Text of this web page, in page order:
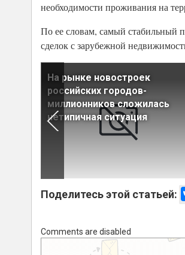
необходимости проживания на
По ее словам, самый стабильный
сделок с зарубежной
На рынке новостроек
российских городов-
миллионников сложилась
нетипичная ситуация
Поделитесь этой статьей:
Comments are disabled